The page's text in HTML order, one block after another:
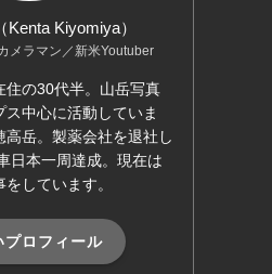
Kiyomiya）
メラマン／新米Youtuber
住の30代半。山岳写真
中心に活動していま
高岳。製薬会社を退社し
日本一周達成。現在は
しています。
プロフィール